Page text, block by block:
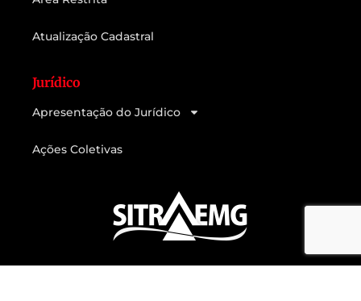
Atualização Cadastral
Jurídico
Apresentação do Jurídico
Ações Coletivas